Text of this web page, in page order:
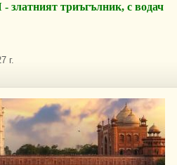
триъгълник, с водач
г.